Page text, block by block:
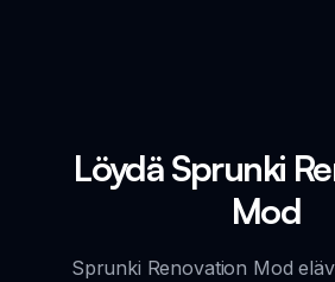
Löydä Sprunki
Mod
Sprunki Renovation Mod